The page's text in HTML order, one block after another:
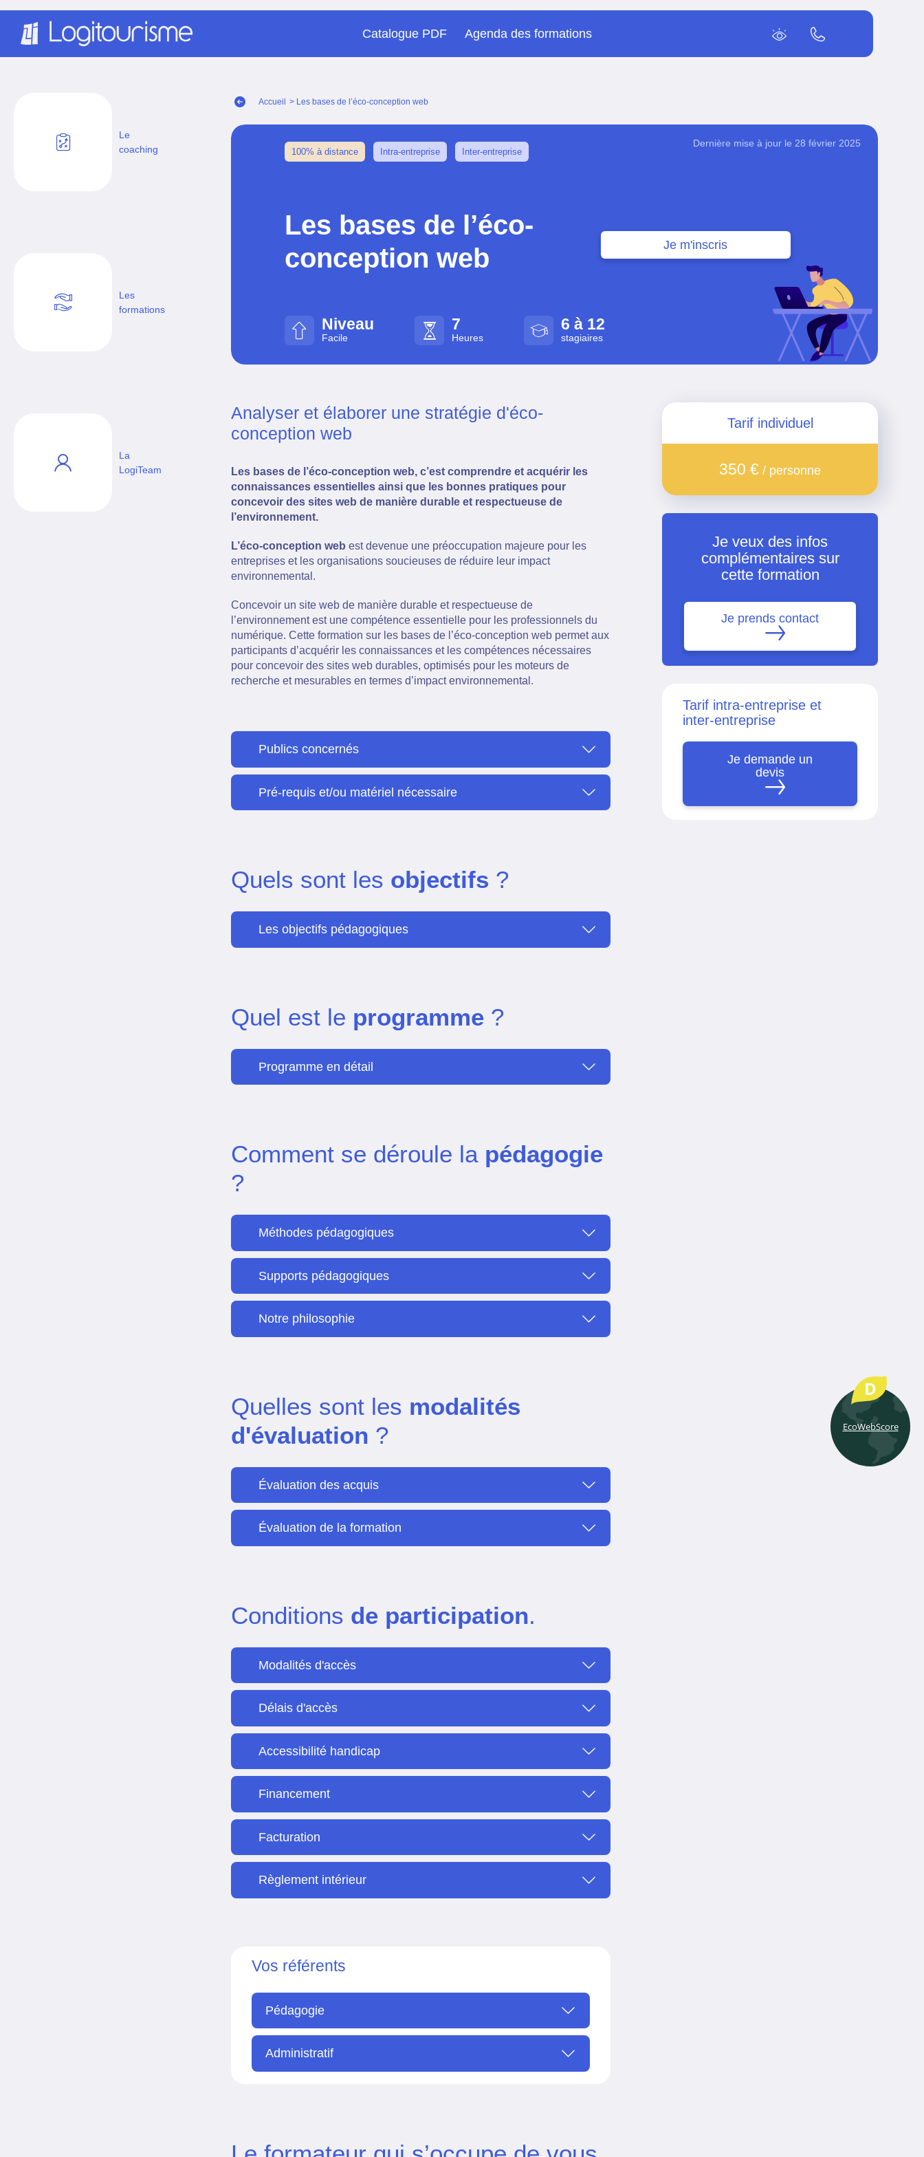
Catalogue PDF Agenda des formations
Le
coaching
Les
formations
La
LogiTeam
Accueil > Les bases de l’éco-conception web
Dernière mise à jour le 28 février 2025
100% à distance Intra-entreprise Inter-entreprise
Les bases de l’éco-
conception web
Je m'inscris
Niveau
Facile
7
Heures
6 à 12
stagiaires
Analyser et élaborer une stratégie d'éco-
conception web
Les bases de l’éco-conception web, c’est comprendre et acquérir les
connaissances essentielles ainsi que les bonnes pratiques pour
concevoir des sites web de manière durable et respectueuse de
l’environnement.
L’éco-conception web est devenue une préoccupation majeure pour les
entreprises et les organisations soucieuses de réduire leur impact
environnemental.
Concevoir un site web de manière durable et respectueuse de
l’environnement est une compétence essentielle pour les professionnels du
numérique. Cette formation sur les bases de l’éco-conception web permet aux
participants d’acquérir les connaissances et les compétences nécessaires
pour concevoir des sites web durables, optimisés pour les moteurs de
recherche et mesurables en termes d’impact environnemental.
Publics concernés
Pré-requis et/ou matériel nécessaire
Quels sont les objectifs ?
Les objectifs pédagogiques
Quel est le programme ?
Programme en détail
Comment se déroule la pédagogie
?
Méthodes pédagogiques
Supports pédagogiques
Notre philosophie
Quelles sont les modalités
d'évaluation ?
Évaluation des acquis
Évaluation de la formation
Conditions de participation.
Modalités d'accès
Délais d'accès
Accessibilité handicap
Financement
Facturation
Règlement intérieur
Vos référents
Pédagogie
Administratif
Tarif individuel
350 € / personne
Je veux des infos
complémentaires sur
cette formation
Je prends contact
Tarif intra-entreprise et
inter-entreprise
Je demande un
devis
D
EcoWebScore